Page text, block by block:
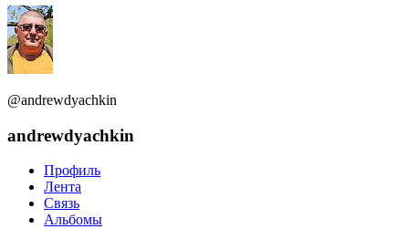
@andrewdyachkin
andrewdyachkin
Профиль
Лента
Связь
Альбомы